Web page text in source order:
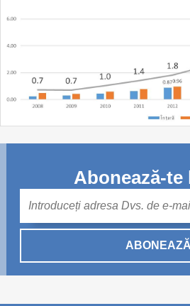
Abonează-te
ABONEAZĂ